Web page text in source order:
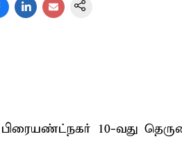
பிரையண்ட்நகர் 10-வது